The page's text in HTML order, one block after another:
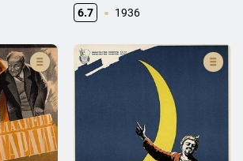
6.7 1936